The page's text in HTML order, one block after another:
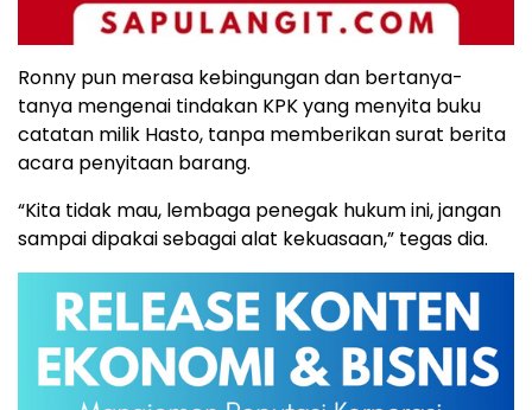
Ronny pun merasa kebingungan dan bertanya-
tanya mengenai tindakan KPK yang menyita buku
catatan milik Hasto, tanpa memberikan surat berita
acara penyitaan barang.
“Kita tidak mau, lembaga penegak hukum ini, jangan
sampai dipakai sebagai alat kekuasaan,” tegas dia.